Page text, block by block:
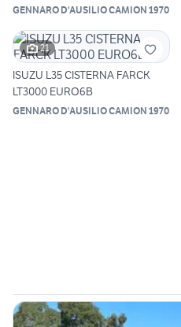
GENNARO D'AUSILIO CAMION 1970
21
ISUZU L35 CISTERNA FARCK
LT3000 EURO6B
GENNARO D'AUSILIO CAMION 1970